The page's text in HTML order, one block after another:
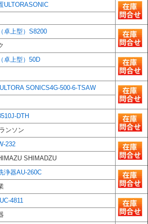
ULTORASONIC
卓上型）S8200
卓上型）50D
SONICS4G-500-6-TSAW
DTH
ンソン
232
SHIMADZU
浄器AU-260C
4811